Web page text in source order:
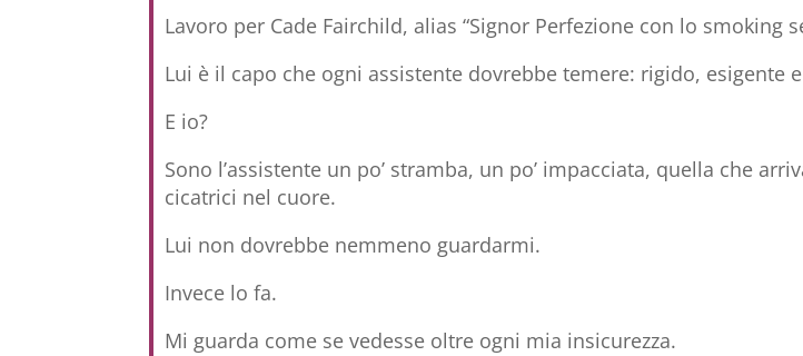
Lavoro per Cade Fairchild, alias “Signor Perfezione con lo smoking
Lui è il capo che ogni assistente dovrebbe temere: rigido,
E io?
Sono l’assistente un po’ stramba, un po’ impacciata, quella che
cicatrici nel cuore.
Lui non dovrebbe nemmeno guardarmi.
Invece lo fa.
Mi guarda come se vedesse oltre ogni mia insicurezza.